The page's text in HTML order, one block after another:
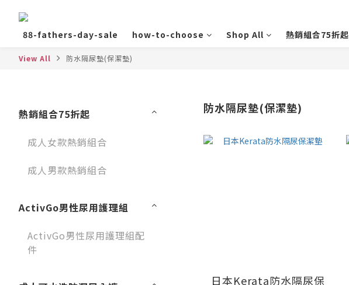
88-fathers-day-sale
how-to-choose Shop All 熱銷組合75折起
View All 防水隔尿墊(保潔墊)
熱銷組合75折起
成人女款熱銷組合
成人男款熱銷組合
ActivGo男性尿用護理組
ActivGo男性尿用護理組配
件
防水隔尿墊(保潔墊)
日本Kerata防水隔尿保